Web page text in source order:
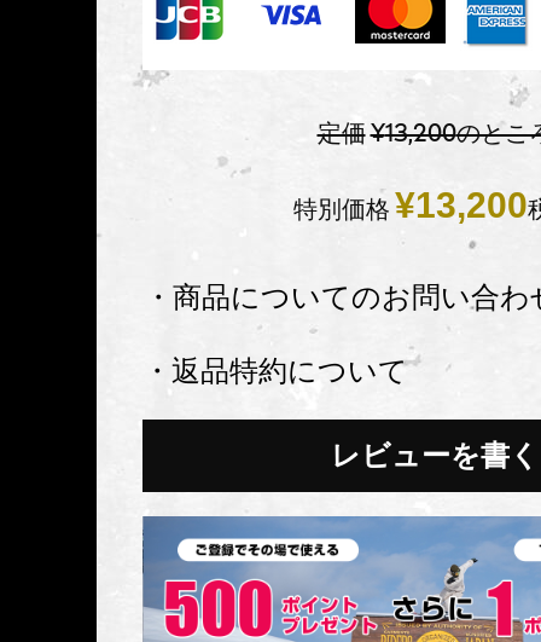
定価¥13,200のとこ
特別価格 ¥13,200
・商品についてのお問い合わ
・返品特約について
レビューを書く